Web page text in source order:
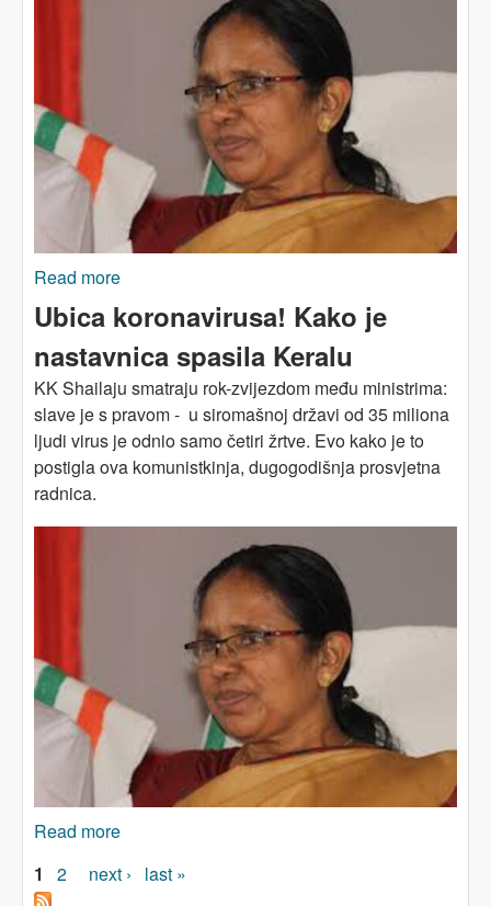
Read more
pobjeđuju virus
Ubica koronavirusa! Kako je
nastavnica spasila Keralu
KK Shailaju smatraju rok-zvijezdom među ministrima:
slave je s pravom - u siromašnoj državi od 35 miliona
ljudi virus je odnio samo četiri žrtve. Evo kako je to
postigla ova komunistkinja, dugogodišnja prosvjetna
radnica.
Read more
Pages
1 2 next › last »